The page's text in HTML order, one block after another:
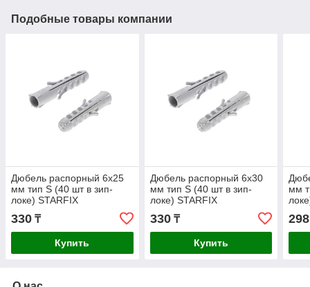
Подобные товары компании
Дюбель распорный 6х25
мм тип S (40 шт в зип-
локе) STARFIX
330 ₸
Купить
Дюбель распорный 6х30
мм тип S (40 шт в зип-
локе) STARFIX
330₸
Купить
мм
298